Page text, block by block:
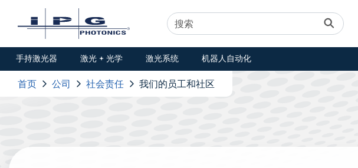
手持激光器 激光 + 光学 激光系统 机器人自动化
首页 公司 社会责任 我们的员工和社区